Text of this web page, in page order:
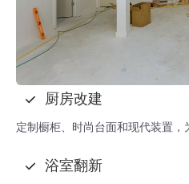
厨房改建
定制橱柜、时尚台面和现代装置，
浴室翻新